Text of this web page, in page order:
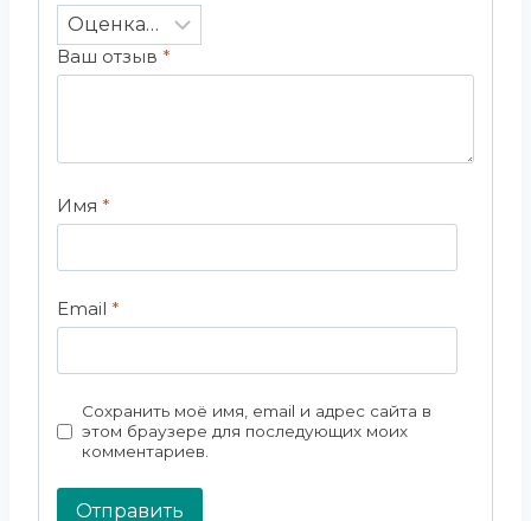
Ваш отзыв *
Имя *
Email *
Сохранить моё имя, email и адрес сайта в
этом браузере для последующих моих
комментариев.